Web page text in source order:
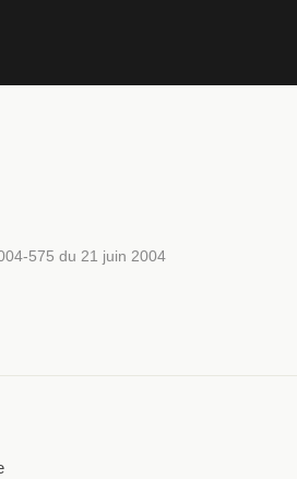
575 du 21 juin 2004